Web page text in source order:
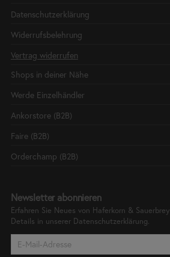
Datenschutzerklärung
Widerrufsbelehrung
Vertrag widerrufen
Shops in deiner Nähe
Werde Einzelhändler
Ankorstore (B2B)
Faire (B2B)
Orderchamp (B2B)
Newsletter abonnieren
Erfahren Sie Neues von Haferkorn & Sauerbrey
Details in unserer Datenschutzerklärung.